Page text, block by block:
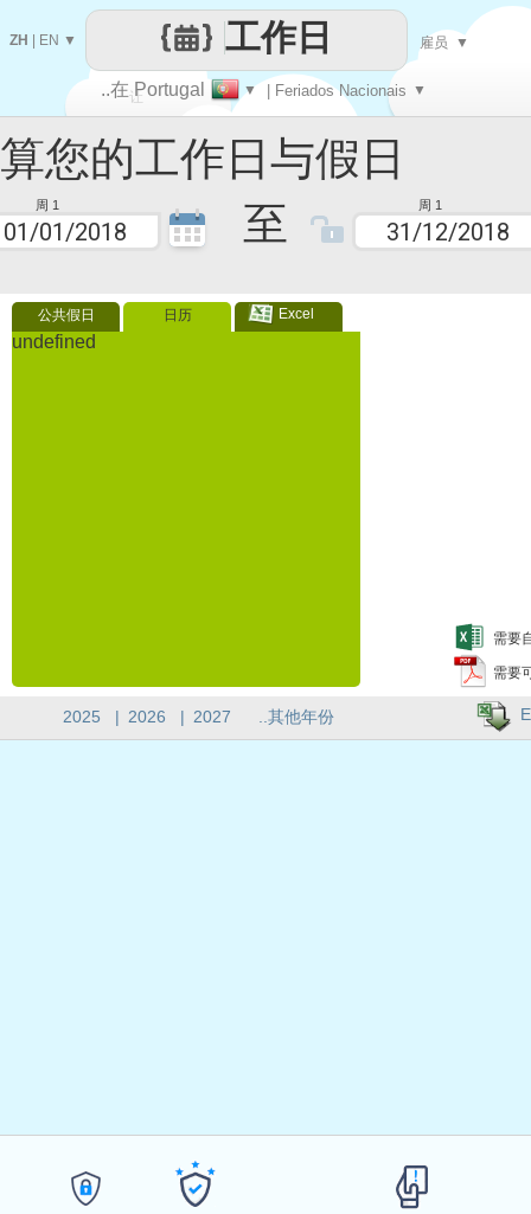
工作日与假日
周 1 至 周 1
公共假日 日历 Excel
undefined
需要
需要
让
每一天
..在 Portugal ▼ | Feriados Nacionais ▼
工作日
ZH EN ▼ 雇员 ▼
2025 | 2026 | 2027 ..其他年份